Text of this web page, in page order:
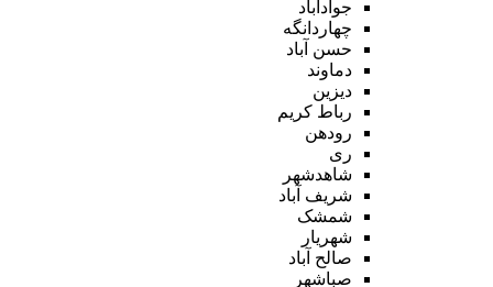
جوادآباد
چهاردانگه
حسن آباد
دماوند
دیزین
رباط کریم
رودهن
ری
شاهدشهر
شریف آباد
شمشک
شهریار
صالح آباد
صباشهر